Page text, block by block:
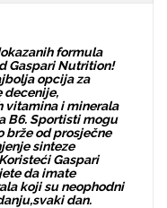
formula
Gaspari Nutrition!
opcija za
decenije,
i minerala
B6. Sportisti mogu
brže od prosječne
sinteze
Gaspari
da imate
koji su neophodni
dan.